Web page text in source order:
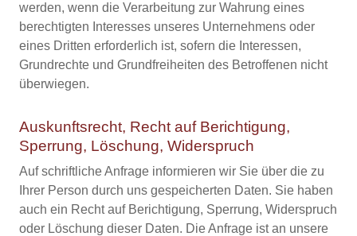
werden, wenn die Verarbeitung zur Wahrung eines
berechtigten Interesses unseres Unternehmens oder
eines Dritten erforderlich ist, sofern die Interessen,
Grundrechte und Grundfreiheiten des Betroffenen nicht
überwiegen.
Auskunftsrecht, Recht auf Berichtigung,
Sperrung, Löschung, Widerspruch
Auf schriftliche Anfrage informieren wir Sie über die zu
Ihrer Person durch uns gespeicherten Daten. Sie haben
auch ein Recht auf Berichtigung, Sperrung, Widerspruch
oder Löschung dieser Daten. Die Anfrage ist an unsere